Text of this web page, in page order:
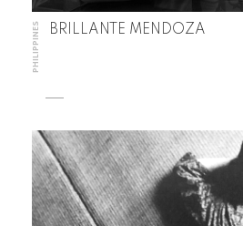
PHILIPPINES BRILLANTE MENDOZA